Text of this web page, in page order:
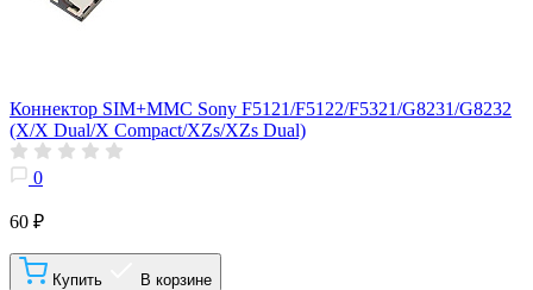
Коннектор SIM+MMC Sony F5121/F5122/F5321/G8231/G8232
(X/X Dual/X Compact/XZs/XZs Dual)
0
60 ₽
Купить В корзине